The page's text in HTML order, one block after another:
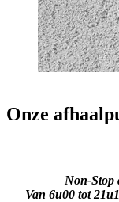
Onze
Non-Stop
Van 6u00 tot